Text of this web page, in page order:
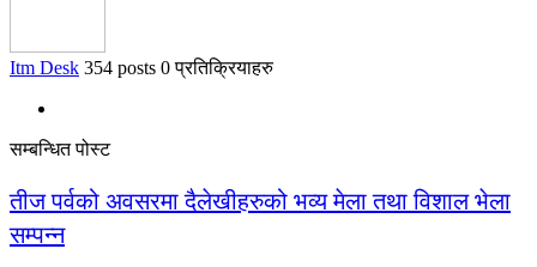
Itm Desk 354 posts 0 प्रतिक्रियाहरु
सम्बन्धित पोस्ट
तीज पर्वको अवसरमा दैलेखीहरुको भव्य मेला तथा विशाल भेला
सम्पन्न